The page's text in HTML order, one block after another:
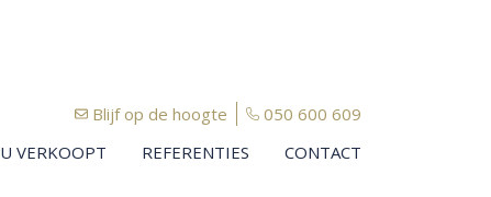
Blijf op de hoogte
050 600 609
U VERKOOPT REFERENTIES CONTACT